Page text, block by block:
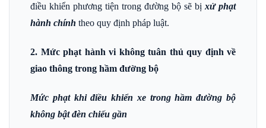
điều khiển phương tiện trong đường bộ sẽ bị xử phạt
hành chính theo quy định pháp luật.
2. Mức phạt hành vi không tuân thủ quy định về
giao thông trong hầm đường bộ
Mức phạt khi điều khiển xe trong hầm đường bộ
không bật đèn chiếu gần